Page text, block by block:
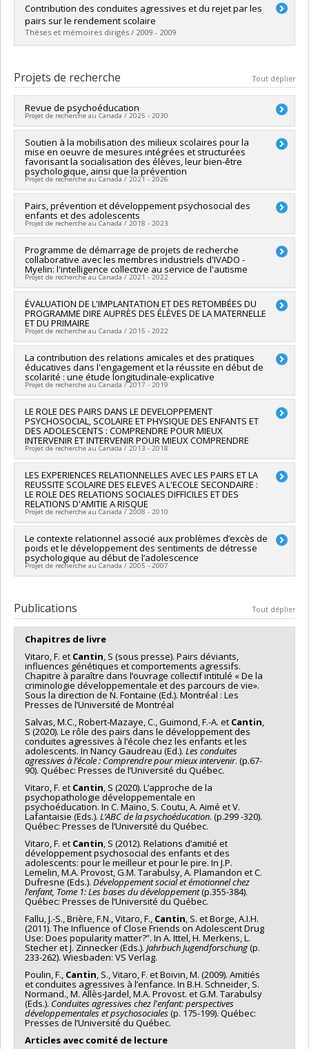
Diplômé(e) :Stan, Simina Nicoleta
Cycle :Maîtrise
Diplôme obtenu :M. Sc.
Lien vers le document dans Papyrus
Contribution des conduites agressives et du rejet par les
pairs sur le rendement scolaire
Thèses et mémoires dirigés / 2009 - 2009
Cycle : Maîtrise
Diplôme obtenu :M.A.
Lien vers le document dans Papyrus
Projets de recherche Tout déplier
Revue de psychoéducation
Projet de recherche au Canada / 2025 - 2030
Chercheur principal :Stéphane Cantin
Sources de financement :FRQSC/Fonds de recherche du
Québec - Société et culture (FQRSC)
Programmes de subvention : PVXXXXXX-(RE) Soutien
publication de revues et de transfert de connaissance (conf,
coll, revues etc...)
Soutien à la mobilisation des milieux scolaires pour la
mise en oeuvre de mesures intégrées et structurées
favorisant la socialisation des élèves, leur bien-être
psychologique, ainsi que la prévention
Projet de recherche au Canada / 2021 - 2026
Sources de financement :CRSH/Conseil de recherches en
sciences humaines du Canada
Programmes de subvention :
Pairs, prévention et développement psychosocial des
enfants et des adolescents
Projet de recherche au Canada / 2018 - 2023
Chercheur principal :Frank Vitaro
Co-chercheurs :François Bowen ,Stéphane Cantin, Isabelle
Ouellet-Morin,Nathalie Fontaine,Natalie Castellanos Ryan
Marie-Claude Salvas,Sébastien Normand,Rose Marie Mara
Brendgen,François Poulin,Anne-Sophie Denault,Melanie
Dirks,Fanny-Alexandra Guimond
Sources de financement :
Québec - Société et culture (FQRSC)
Soutien aux équipes de recherche - Stade de développement
: Renouvellement
Programme de démarrage de projets de recherche
collaborative avec les membres industriels d'IVADO -
Myelin: l'intelligence collective au service de l'autisme
Projet de recherche au Canada / 2021 - 2022
Chercheur principal :Jian-Yun Nie
Co-chercheurs :Stéphane Cantin
Sources de financement :Myelin (10146200 Canada inc.)
Programmes de subvention :
ÉVALUATION DE L'IMPLANTATION ET DES RETOMBÉES DU
PROGRAMME DIRE AUPRÈS DES ÉLÈVES DE LA MATERNELLE
ET DU PRIMAIRE
Projet de recherche au Canada / 2015 - 2022
Chercheur principal :François Bowen
Co-chercheurs : Roch Chouinard,Nadia Desbiens,Isabelle
Montésinos-Gelet,Stéphane Cantin,Éric Morissette
Smith,Judith Beaulieu,Bonnie Leadbeater
Sources de financement : CRSH/Conseil de recherches en
sciences humaines du Canada
Programmes de subvention :PVXXXXXX-Subvention Savoir
La contribution des relations amicales et des pratiques
éducatives dans l'engagement et la réussite en début de
scolarité : une étude longitudinale-explicative
Projet de recherche au Canada / 2017 - 2019
Chercheur principal :Marie-Claude Salvas
Co-chercheurs : Frank Vitaro ,Stéphane Cantin,Isabelle
Archambault
Sources de financement :CRSH/Conseil de recherches en
sciences humaines du Canada
Programmes de subvention :
LE ROLE DES PAIRS DANS LE DEVELOPPEMENT
PSYCHOSOCIAL, SCOLAIRE ET PHYSIQUE DES ENFANTS ET
DES ADOLESCENTS : COMPRENDRE POUR MIEUX
INTERVENIR ET INTERVENIR POUR MIEUX COMPRENDRE
Projet de recherche au Canada / 2013 - 2018
Chercheur principal :Frank Vitaro
Co-chercheurs :Stéphane Cantin,Sylvana Côté,Isabelle
Ouellet-Morin,Marie-Claude Salvas, Rose Marie Mara
Brendgen,François Poulin
Sources de financement :FRQSC/Fonds de recherche du
Québec - Société et culture (FQRSC)
Programmes de subvention :PVXXXXXX-(SE) Programme
Soutien aux équipes de recherche - Stade de développement
: Renouvellement
LES EXPERIENCES RELATIONNELLES AVEC LES PAIRS ET LA
REUSSITE SCOLAIRE DES ELEVES A L'ECOLE SECONDAIRE :
LE ROLE DES RELATIONS SOCIALES DIFFICILES ET DES
RELATIONS D'AMITIE A RISQUE
Projet de recherche au Canada / 2008 - 2010
Chercheur principal :Stéphane Cantin
Sources de financement :CRSH/Conseil de recherches en
sciences humaines du Canada
Programmes de subvention :
Le contexte relationnel associé aux problèmes d’excès de
poids et le développement des sentiments de détresse
psychologique au début de l’adolescence
Projet de recherche au Canada / 2005 - 2007
Sources de financement :
Programmes de subvention :
Publications Tout déplier
Chapitres de livre
Vitaro, F. et Cantin, S (sous presse). Pairs déviants,
influences génétiques et comportements agressifs.
Chapitre à paraître dans l’ouvrage collectif intitulé « De la
criminologie développementale et des parcours de vie».
Sous la direction de N. Fontaine (Ed.). Montréal : Les
Presses de l’Université de Montréal
Salvas, M.C., Robert-Mazaye, C., Guimond, F.-A. et Cantin,
S (2020). Le rôle des pairs dans le développement des
conduites agressives à l’école chez les enfants et les
adolescents. In Nancy Gaudreau (Ed.). Les conduites
agressives à l’école : Comprendre pour mieux intervenir. (p.67-
90). Québec: Presses de l’Université du Québec.
Vitaro, F. et Cantin, S (2020). L’approche de la
psychopathologie développementale en
psychoéducation. In C. Maïno, S. Coutu, A. Aimé et V.
Lafantaisie (Eds.). L’ABC de la psychoéducation. (p.299 -320).
Québec: Presses de l’Université du Québec.
Vitaro, F. et Cantin, S (2012). Relations d’amitié et
développement psychosocial des enfants et des
adolescents: pour le meilleur et pour le pire. In J.P.
Lemelin, M.A. Provost, G.M. Tarabulsy, A. Plamandon et C.
Dufresne (Eds.). Développement social et émotionnel chez
l’enfant, Tome 1: Les bases du développement(p.355-384).
Québec: Presses de l’Université du Québec.
Fallu, J.-S., Brière, F.N., Vitaro, F., Cantin, S. et Borge, A.I.H.
(2011). The Influence of Close Friends on Adolescent Drug
Use: Does popularity matter?”. In A. Ittel, H. Merkens, L.
Stecher et J. Zinnecker (Eds.). Jahrbuch Jugendforschung(p.
233-262). Wiesbaden: VS Verlag.
Poulin, F., Cantin, S., Vitaro, F. et Boivin, M. (2009). Amitiés
et conduites agressives à l’enfance. In B.H. Schneider, S.
Normand., M. Allès-Jardel, M.A. Provost. et G.M. Tarabulsy
(Eds.). Conduites agressives chez l'enfant: perspectives
développementales et psychosociales(p. 175-199). Québec:
Presses de l’Université du Québec.
Articles avec comité de lecture